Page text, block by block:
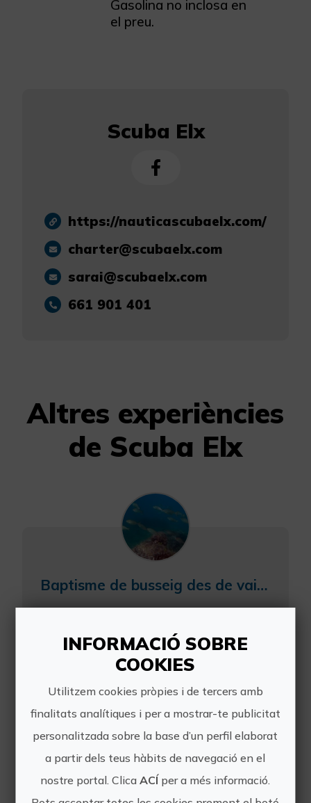
Gasolina no inclosa en
el preu.
Scuba Elx
https://nauticascubaelx.com/
charter@scubaelx.com
sarai@scubaelx.com
661 901 401
Altres experiències
de Scuba Elx
Baptisme de busseig des de vaixell a Santa Pola
Descobreix el fons marí amb aquesta
experiència. No és necessari cap
coneixement previ en el busseig,
només necessites tindre ganes de
sensacions en capbussar-te en el...
INFORMACIÓ SOBRE
COOKIES
Utilitzem cookies pròpies i de tercers amb
finalitats analítiques i per a mostrar-te publicitat
personalitzada sobre la base d’un perfil elaborat
a partir dels teus hàbits de navegació en el
nostre portal. ClicaACÍper a més informació.